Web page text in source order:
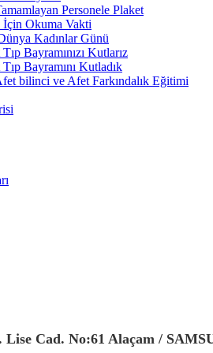
Personele Plaket
İçin Okuma Vakti
Kadınlar Günü
Bayramınızı Kutlarız
Bayramını Kutladık
bilinci ve Afet Farkındalık Eğitimi
Cad. No:61 Alaçam /